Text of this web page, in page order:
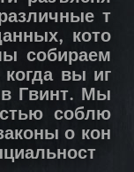
т
кото
собираем
когда вы иг
в Гвинт. Мы
соблю
о кон